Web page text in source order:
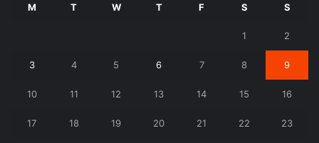
M T W T F S S
1 2
3 4 5 6 7 8 9
10 11 12 13 14 15 16
17 18 19 20 21 22 23